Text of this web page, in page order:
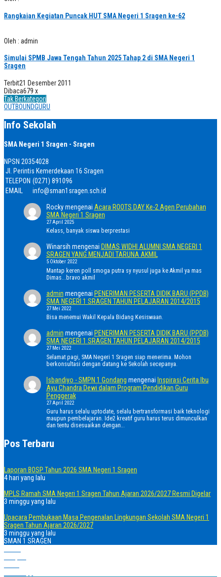
Rangkaian Kegiatan Puncak HUT SMA Negeri 1 Sragen ke-62
Oleh : admin
Simulai SPMB Jawa Tengah Tahun 2025 Tahap 2 di SMA Negeri 1
Sragen
Terbit21 Desember 2011
Dibaca679 x
Tak Berkategori
OUTBOUNDGURU
Info Sekolah
SMA Negeri 1 Sragen - Sragen
NPSN 20354028
Jl. Perintis Kemerdekaan 16 Sragen
TELEPON (0271) 891096
EMAIL
info@sman1sragen.sch.id
Rockymengenai Acara ROOTS DAY Ke-2 Agen Perubahan
SMA Negeri 1 Sragen
27 April 2025
Kelass, banyak siswa berprestasi
Winarsih mengenai DIMAS WIDHI ALUMNI SMA NEGERI 1
SRAGEN YANG MENJADI TARUNA AKMIL
5 Oktober 2022
Mantap keren poll smoga putra sy nyusul juga ke Akmil ya mas
Dimas...bravo akmil
admin mengenai PENERIMAN PESERTA DIDIK BARU (PPDB)
SMA NEGERI 1 SRAGEN TAHUN PELAJARAN 2014/2015
27 Mei 2022
Bisa menemui Wakil Kepala Bidang Kesiswaan.
admin mengenai PENERIMAN PESERTA DIDIK BARU (PPDB)
SMA NEGERI 1 SRAGEN TAHUN PELAJARAN 2014/2015
27 Mei 2022
Selamat pagi, SMA Negeri 1 Sragen siap menerima. Mohon
berkonsultasi dengan datang ke Sekolah secepanya.
Isbandiyo - SMPN 1 Gondang mengenai Inspirasi Cerita Ibu
Ayu Chandra Dewi dalam Program Pendidikan Guru
Penggerak
27 April 2022
Guru harus selalu uptodate, selalu bertransformasi baik teknologi
maupun pembelajaran. Ide2 kreatif guru harus terus dimunculkan
dan tentu disesuaikan dengan…
Pos Terbaru
Laporan BOSP Tahun 2026 SMA Negeri 1 Sragen
4 hari yang lalu
MPLS Ramah SMA Negeri 1 Sragen Tahun Ajaran 2026/2027 Resmi Digelar
3 minggu yang lalu
Upacara Pembukaan Masa Pengenalan Lingkungan Sekolah SMA Negeri 1
Sragen Tahun Ajaran 2026/2027
3 minggu yang lalu
SMAN 1 SRAGEN